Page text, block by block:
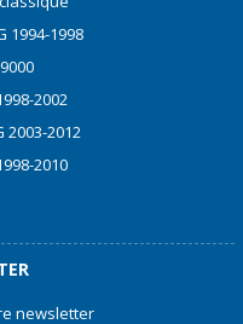
1994-1998
2002
2003-2012
2010
newsletter